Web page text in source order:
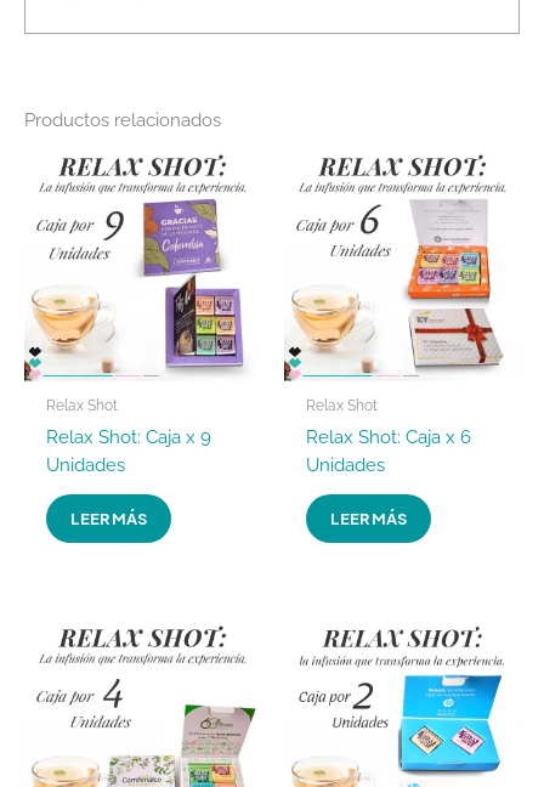
Productos relacionados
Relax Shot
Relax Shot: Caja x 9
Unidades
LEER MÁS
Relax Shot
Relax Shot: Caja x 6
Unidades
LEER MÁS